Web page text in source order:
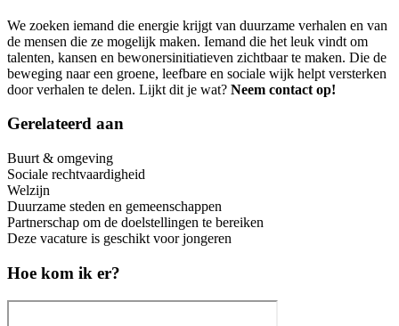
We zoeken iemand die energie krijgt van duurzame verhalen en van
de mensen die ze mogelijk maken. Iemand die het leuk vindt om
talenten, kansen en bewonersinitiatieven zichtbaar te maken. Die de
beweging naar een groene, leefbare en sociale wijk helpt versterken
door verhalen te delen. Lijkt dit je wat? Neem contact op!
Gerelateerd aan
Buurt & omgeving
Sociale rechtvaardigheid
Welzijn
Duurzame steden en gemeenschappen
Partnerschap om de doelstellingen te bereiken
Deze vacature is geschikt voor jongeren
Hoe kom ik er?